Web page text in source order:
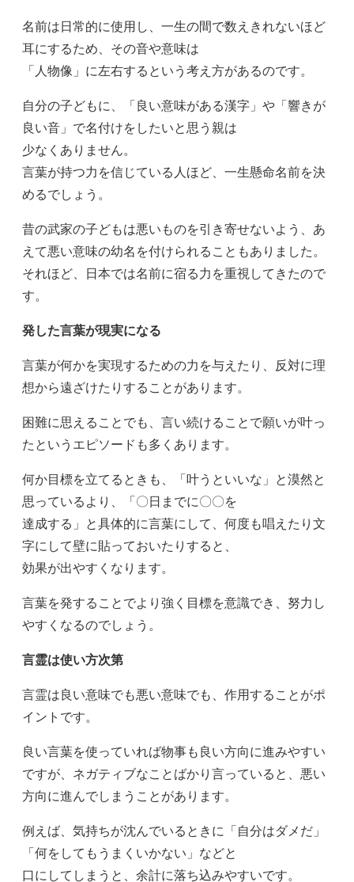
名前は日常的に使用し、一生の間で数えきれないほど
耳にするため、その音や意味は
「人物像」に左右するという考え方があるのです。
自分の子どもに、「良い意味がある漢字」や「響きが
良い音」で名付けをしたいと思う親は
少なくありません。
言葉が持つ力を信じている人ほど、一生懸命名前を決
めるでしょう。
昔の武家の子どもは悪いものを引き寄せないよう、あ
えて悪い意味の幼名を付けられることもありました。
それほど、日本では名前に宿る力を重視してきたので
す。
発した言葉が現実になる
言葉が何かを実現するための力を与えたり、反対に理
想から遠ざけたりすることがあります。
困難に思えることでも、言い続けることで願いが叶っ
たというエピソードも多くあります。
何か目標を立てるときも、「叶うといいな」と漠然と
思っているより、「〇日までに〇〇を
達成する」と具体的に言葉にして、何度も唱えたり文
字にして壁に貼っておいたりすると、
効果が出やすくなります。
言葉を発することでより強く目標を意識でき、努力し
やすくなるのでしょう。
言霊は使い方次第
言霊は良い意味でも悪い意味でも、作用することがポ
イントです。
良い言葉を使っていれば物事も良い方向に進みやすい
ですが、ネガティブなことばかり言っていると、悪い
方向に進んでしまうことがあります。
例えば、気持ちが沈んでいるときに「自分はダメだ」
「何をしてもうまくいかない」などと
口にしてしまうと、余計に落ち込みやすいです。